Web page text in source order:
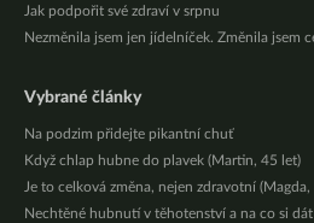
Jak podpořit své zdraví v srpnu
Nezměnila jsem jen jídelníček. Změnila jsem
Vybrané články
Na podzim přidejte pikantní chuť
Když chlap hubne do plavek (Martin, 45 let)
Je to celková změna, nejen zdravotní (Magda,
Nechtěné hubnutí v těhotenství a na co si